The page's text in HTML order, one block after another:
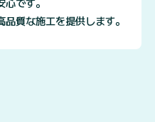
質な施工を提供します。